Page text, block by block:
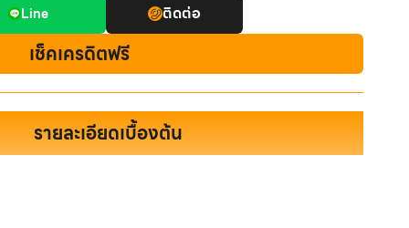
Line ติดต่อ
เช็คเครดิตฟรี
รายละเอียดเบื้องต้น